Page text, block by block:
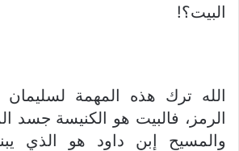
البيت؟!
الله ترك هذه المهمة لسليمان
والمسيح إبن داود هو الذي